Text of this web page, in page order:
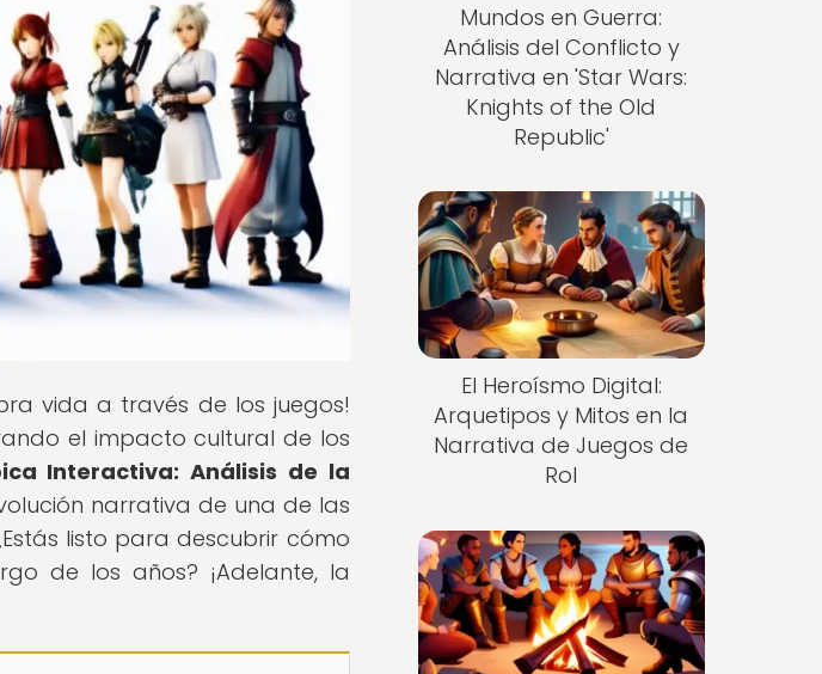
vida a través de los juegos!
el impacto cultural de los
Interactiva: Análisis de la
narrativa de una de las
listo para descubrir cómo
de los años? ¡Adelante, la
Mundos en Guerra:
Análisis del Conflicto y
Narrativa en 'Star Wars:
Knights of the Old
Republic'
El Heroísmo Digital:
Arquetipos y Mitos en la
Narrativa de Juegos de
Rol